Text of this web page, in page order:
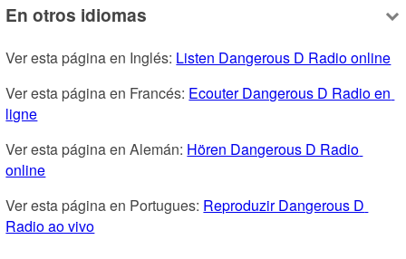
En otros idiomas
Ver esta página en Inglés: Listen Dangerous D Radio online
Ver esta página en Francés: Ecouter Dangerous D Radio en
ligne
Ver esta página en Alemán: Hören Dangerous D Radio
online
Ver esta página en Portugues: Reproduzir Dangerous D
Radio ao vivo